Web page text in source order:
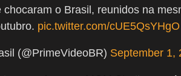
chocaram o Brasil, reunidos na
pic.twitter.com/cUE5QsYHgO
(@PrimeVideoBR) September 1,